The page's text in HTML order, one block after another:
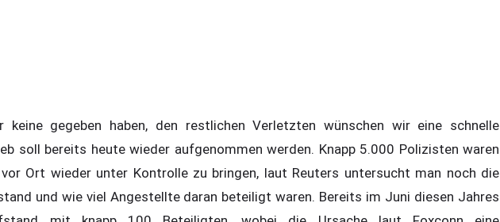
gegeben haben, den restlichen Verletzten wünschen wir eine schnelle
soll bereits heute wieder aufgenommen werden. Knapp 5.000 Polizisten waren
Ort wieder unter Kontrolle zu bringen, laut Reuters untersucht man noch die
und wie viel Angestellte daran beteiligt waren. Bereits im Juni diesen Jahres